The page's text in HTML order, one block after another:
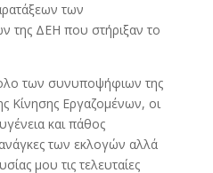
των
της ΔΕΗ που στήριξαν το
των συνυποψήφιων της
Κίνησης Εργαζομένων, οι
και πάθος
των εκλογών αλλά
μου τις τελευταίες